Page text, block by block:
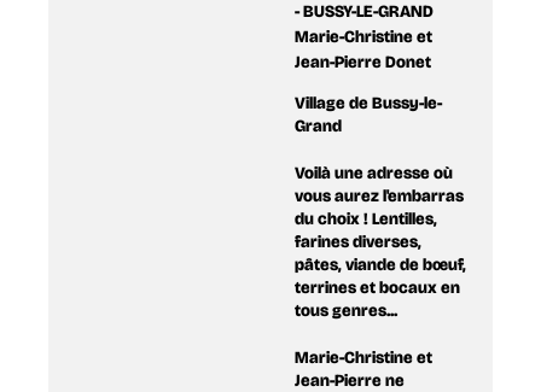
- BUSSY-LE-GRAND
Marie-Christine et
Jean-Pierre Donet
Village de Bussy-le-
Grand
​Voilà une adresse où
vous aurez l'embarras
du choix ! Lentilles,
farines diverses,
pâtes, viande de bœuf,
terrines et bocaux en
tous genres...
Marie-Christine et
Jean-Pierre ne